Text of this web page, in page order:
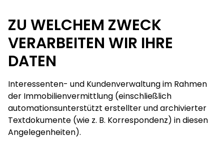
ZU WELCHEM ZWECK
VERARBEITEN WIR IHRE
DATEN
Interessenten- und Kundenverwaltung im Rahmen
der Immobilienvermittlung (einschließlich
automationsunterstützt erstellter und archivierter
Textdokumente (wie z. B. Korrespondenz) in diesen
Angelegenheiten).